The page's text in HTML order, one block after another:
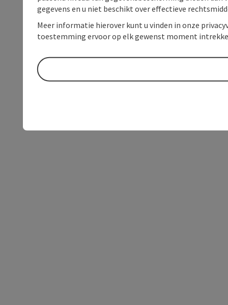
gegevens en u niet beschikt over effectieve
Meer informatie hierover kunt u vinden in onze
toestemming ervoor op elk gewenst moment